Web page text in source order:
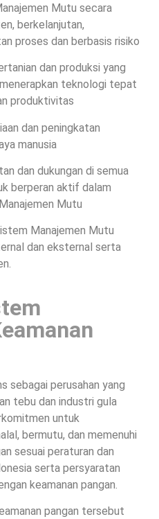
Mutu secara
berkelanjutan,
proses dan berbasis risiko
dan produksi yang
teknologi tepat
produktivitas
dan peningkatan
manusia
dan dukungan di semua
berperan aktif dalam
Mutu
Manajemen Mutu
dan eksternal serta
sebagai perusahan yang
tebu dan industri gula
untuk
bermutu, dan memenuhi
sesuai peraturan dan
serta persyaratan
keamanan pangan.
pangan tersebut